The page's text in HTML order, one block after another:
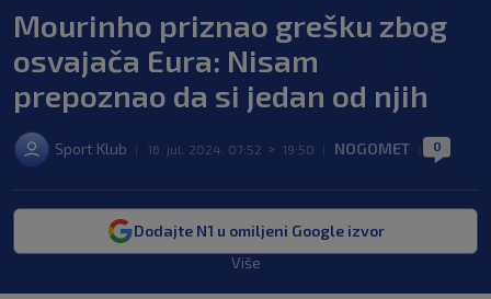
Mourinho priznao grešku zbog
osvajača Eura: Nisam
prepoznao da si jedan od njih
Sport Klub 16. jul. 2024. 07:52 > 19:50 NOGOMET 0
Dodajte N1 u omiljeni Google izvor
Više